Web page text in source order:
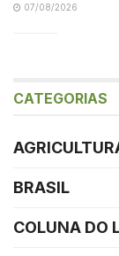
07/08/2026
CATEGORIAS
BRASIL
COLUNA DO